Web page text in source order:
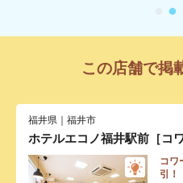
この店舗で掲
福井県｜福井市
ホテルエコノ福井駅前［コ
コワ
引！